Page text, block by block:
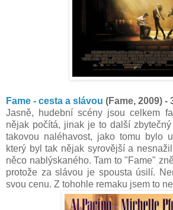
Fame - cesta a slávou (Fame, 2009) -
Jasně, hudební scény jsou celkem
nějak počítá, jinak je to další
takovou naléhavost, jako tomu bylo
který byl tak nějak syrovější a
něco nablýskaného. Tam to "Fame"
protože za slávou je spousta úsilí.
svou cenu. Z tohohle remaku jsem to